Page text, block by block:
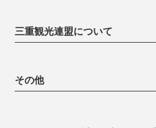
三重観光連盟について
その他